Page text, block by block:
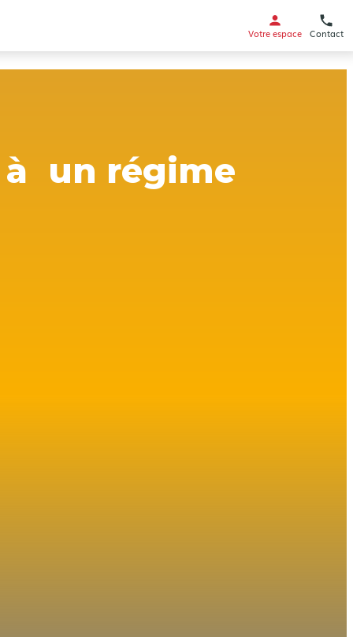
Contact
Votre espace
à un régime